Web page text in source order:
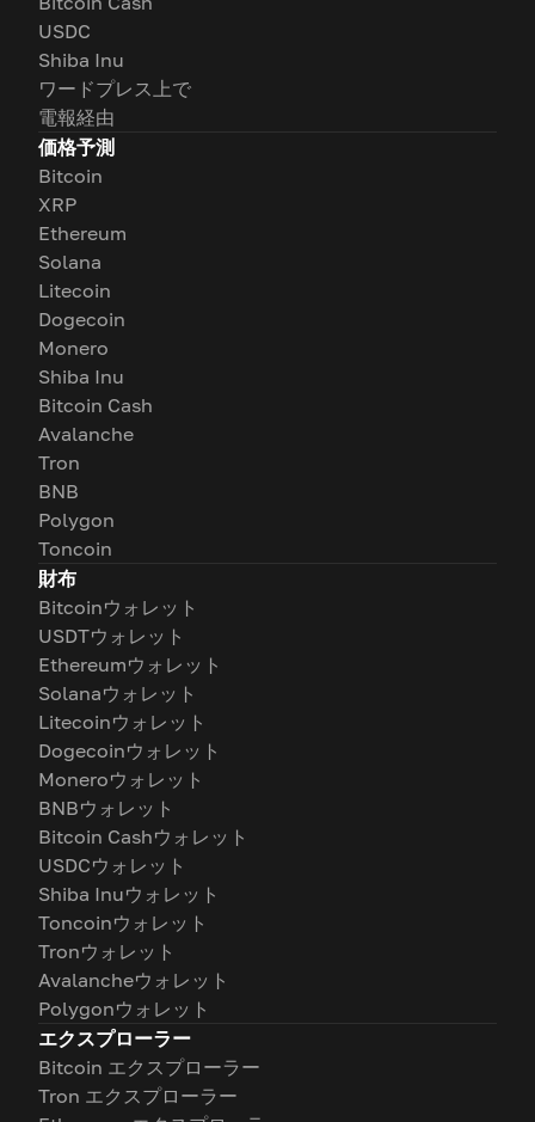
USDC
Shiba Inu
ワードプレス上で
電報経由
価格予測
Bitcoin
XRP
Ethereum
Solana
Litecoin
Dogecoin
Monero
Shiba Inu
Bitcoin Cash
Avalanche
Tron
BNB
Polygon
Toncoin
財布
Bitcoinウォレット
USDTウォレット
Ethereumウォレット
Solanaウォレット
Litecoinウォレット
Dogecoinウォレット
Moneroウォレット
BNBウォレット
Bitcoin Cashウォレット
USDCウォレット
Shiba Inuウォレット
Toncoinウォレット
Tronウォレット
Avalancheウォレット
Polygonウォレット
エクスプローラー
Bitcoin エクスプローラー
Tron エクスプローラー